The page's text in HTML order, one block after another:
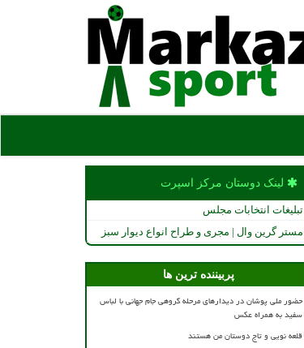
لینک دوستان مركز اسپرت
تبلیغات انتخابات مجلس
مستر گرین وال | مجری و طراح انواع دیوار سبز
پربیننده ترین ها
حضور ملی پوشان در دیدارهای مرحله گروهی جام جهانی با لباس
سفید به همراه عکس
قلعه نویی و تاج دوستان من هستند